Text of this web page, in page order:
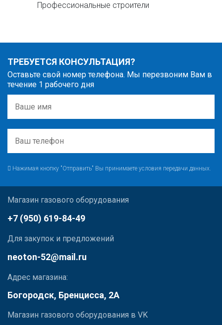
Профессиональные строители
ТРЕБУЕТСЯ КОНСУЛЬТАЦИЯ?
Оставьте свой номер телефона. Мы перезвоним Вам в
течение 1 рабочего дня
Нажимая кнопку "Отправить" Вы принимаете условия передачи данных.
Магазин газового оборудования
+7 (950) 619-84-49
Для закупок и предложений
neoton-52@mail.ru
Адрес магазина:
Богородск, Бренцисса, 2А
Магазин газового оборудования в VK